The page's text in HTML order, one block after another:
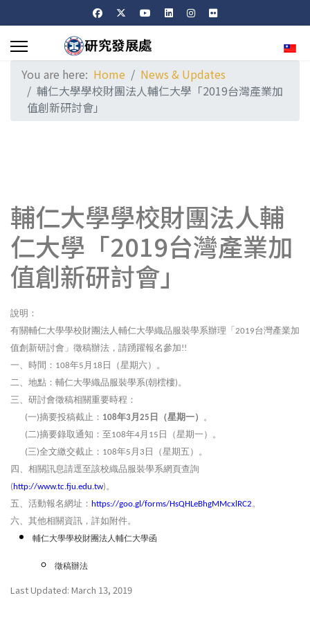
You are here: Home
News & Updates
輔仁大學學校財團法人輔仁大學「2019台灣產業加
值創新研討會」
輔仁大學學校財團法人輔
仁大學「2019台灣產業加
值創新研討會」
說明：
有關輔仁大學學校財團法人輔仁大學織品服裝學系辦理「2019台灣產業加
值創新研討會」徵稿辦法，請踴躍報名參加!!
一、時間： 108年5 月 18 日（星期六）。
二、地點：輔仁大學織品服裝學系(朝橒樓)。
三、研討會徵稿相關重要時程：
(一)摘要投稿截止： 108年3月25 日（星期一） 。
(二)摘要錄取通知：至108年4月 15 日（星期一）。
(三)全文繳交截止： 108年5 月 3 日（星期五）。
四、相關訊息請逕至該校織品服裝學系網頁查詢
( http://www.tc.fju.edu.tw)。
五、活動報名網址： https://goo.gl/forms/HsQHLeBhgMMcxlRC2。
六、其他相關資訊，詳如附件。
輔仁大學學校財團法人輔仁大學函
徵稿辦法
Last Updated: March 13, 2019